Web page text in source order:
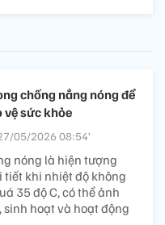
chống nắng nóng để
vệ sức khỏe
05/2026 08:54’
nóng là hiện tượng
tiết khi nhiệt độ không
35 độ C, có thể ảnh
hoạt và hoạt động